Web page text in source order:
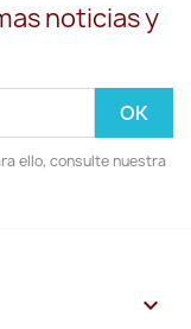
noticias y
ello, consulte nuestra
